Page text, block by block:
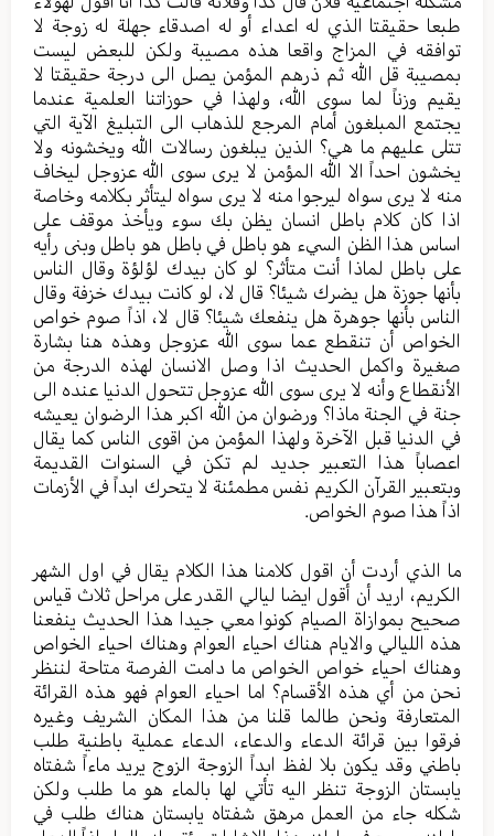
طبعا حقيقتا الذي له اعداء أو له اصدقاء جهلة له زوجة لا
توافقه في المزاج واقعا هذه مصيبة ولكن للبعض ليست
بمصيبة قل الله ثم ذرهم المؤمن يصل الى درجة حقيقتا لا
يقيم وزناً لما سوى الله، ولهذا في حوزاتنا العلمية عندما
يجتمع المبلغون أمام المرجع للذهاب الى التبليغ الآية التي
تتلى عليهم ما هي؟ الذين يبلغون رسالات الله ويخشونه ولا
يخشون احداً الا الله المؤمن لا يرى سوى الله عزوجل ليخاف
منه لا يرى سواه ليرجوا منه لا يرى سواه ليتأثر بكلامه وخاصة
اذا كان كلام باطل انسان يظن بك سوء ويأخذ موقف على
اساس هذا الظن السيء هو باطل في باطل هو باطل وبنى رأيه
على باطل لماذا أنت متأثر؟ لو كان بيدك لؤلؤة وقال الناس
بأنها جوزة هل يضرك شيئا؟ قال لا، لو كانت بيدك خزفة وقال
الناس بأنها جوهرة هل ينفعك شيئا؟ قال لا، اذاً صوم خواص
الخواص أن تنقطع عما سوى الله عزوجل وهذه هنا بشارة
صغيرة واكمل الحديث اذا وصل الانسان لهذه الدرجة من
الأنقطاع وأنه لا يرى سوى الله عزوجل تتحول الدنيا عنده الى
جنة في الجنة ماذا؟ ورضوان من الله اكبر هذا الرضوان يعيشه
في الدنيا قبل الآخرة ولهذا المؤمن من اقوى الناس كما يقال
اعصاباً هذا التعبير جديد لم تكن في السنوات القديمة
وبتعبير القرآن الكريم نفس مطمئنة لا يتحرك ابداً في الأزمات
اذاً هذا صوم الخواص.
ما الذي أردت أن اقول كلامنا هذا الكلام يقال في اول الشهر
الكريم، اريد أن أقول ايضا ليالي القدر على مراحل ثلاث قياس
صحيح بموازاة الصيام كونوا معي جيدا هذا الحديث ينفعنا
هذه الليالي والايام هناك احياء العوام وهناك احياء الخواص
وهناك احياء خواص الخواص ما دامت الفرصة متاحة لننظر
نحن من أي هذه الأقسام؟ اما احياء العوام فهو هذه القرائة
المتعارفة ونحن طالما قلنا من هذا المكان الشريف وغيره
فرقوا بين قرائة الدعاء والدعاء، الدعاء عملية باطنية طلب
باطني وقد يكون بلا لفظ ابداً الزوجة الزوج يريد ماءاً شفتاه
يابستان الزوجة تنظر اليه تأتي لها بالماء هو ما طلب ولكن
شكله جاء من العمل مرهق شفتاه يابستان هناك طلب في